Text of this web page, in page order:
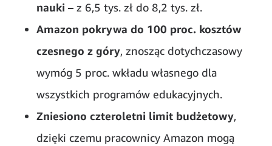
nauki – z 6,5 tys. zł do 8,2 tys. zł.
Amazon pokrywa do 100 proc. kosztów
czesnego z góry, znosząc dotychczasowy
wymóg 5 proc. wkładu własnego dla
wszystkich programów edukacyjnych.
Zniesiono czteroletni limit budżetowy,
dzięki czemu pracownicy Amazon mogą